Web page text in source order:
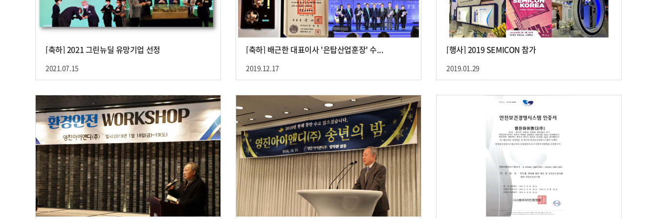
[축하] 2021 그린뉴딜 유망기업 선정
2021.07.15
[축하] 배근한 대표이사 '은탑산업훈장' 수...
2019.12.17
[행사] 2019 SEMICON 참가
2019.01.29